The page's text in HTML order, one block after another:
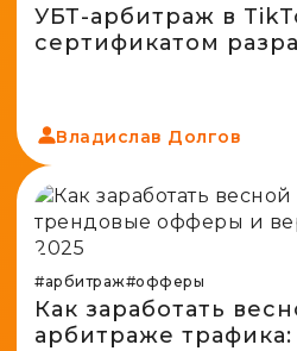
УБТ-арбитраж в
сертификатом
Владислав Долгов
#арбитраж#офферы
Как заработать
арбитраже